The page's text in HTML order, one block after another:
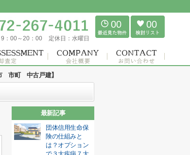
9：00～20：00 定休日： 水曜日
00 00
市町 中古戸建】
最新記事
団体信用生命保
険の仕組みと
は？オプション